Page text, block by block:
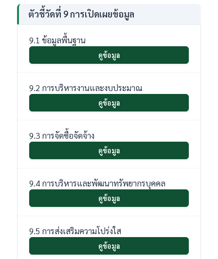
ตัวชี้วัดที่ 9 การเปิดเผยข้อมูล
9.1 ข้อมูลพื้นฐาน
ดูข้อมูล
9.2 การบริหารงานและงบประมาณ
ดูข้อมูล
9.3 การจัดซื้อจัดจ้าง
ดูข้อมูล
9.4 การบริหารและพัฒนาทรัพยากรบุคคล
ดูข้อมูล
9.5 การส่งเสริมความโปร่งใส
ดูข้อมูล